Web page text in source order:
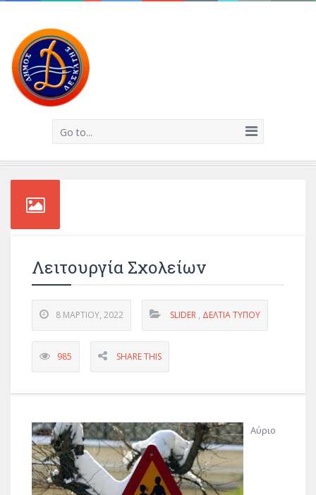
Go to...
Λειτουργία Σχολείων
8 ΜΑΡΤΊΟΥ, 2022 SLIDER , ΔΕΛΤΊΑ ΤΎΠΟΥ
985 SHARE THIS
Αύριο